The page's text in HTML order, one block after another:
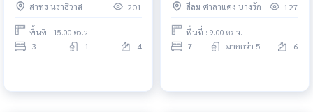
สาทร นราธิวาส 201
พื้นที่ : 15.00 ตร.ว.
3 1 4
สีลม ศาลาแดง บางรัก 127
พื้นที่ : 9.00 ตร.ว.
7 มากกว่า 5 6